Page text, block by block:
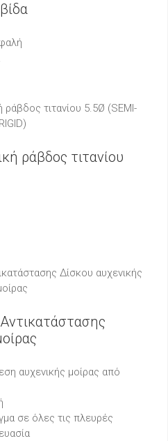
ράβδος τιτανίου
αυχενικής μοίρας από
σε όλες τις πλευρές